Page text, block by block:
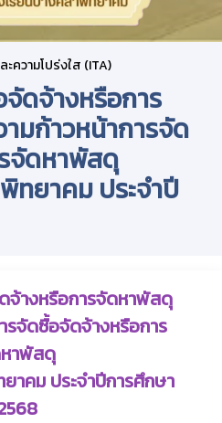
ความโปร่งใส (ITA)
ดจ้างหรือการ
มก้าวหน้าการจัด
จัดหาพัสดุ
ทยาคม ประจำปี
จ้างหรือการจัดหาพัสดุ
รจัดซื้อจัดจ้างหรือการ
าพัสดุ
ยาคมประจำปีการศึกษา